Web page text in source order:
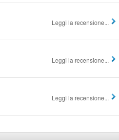
Leggi la recensione...
Leggi la recensione...
Leggi la recensione...